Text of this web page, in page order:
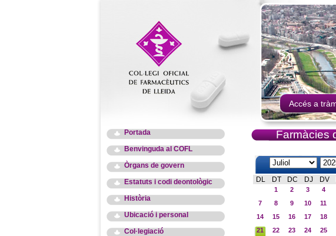
Accés a
Portada
Benvinguda al COFL
Òrgans de govern
Estatuts i codi deontològic
Història
Ubicació i personal
Col·legiació
Farmàcies
DL DT DC DJ DV
1 2 3 4
7
8 9 10 11
14
15 16 17 18
21
22 23 24 25